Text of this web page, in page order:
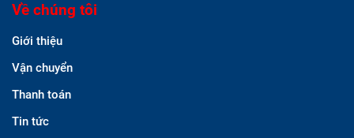
Về chúng tôi
Giới thiệu
Vận chuyển
Thanh toán
Tin tức